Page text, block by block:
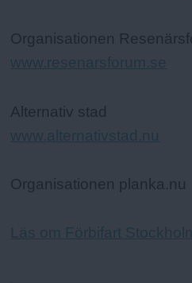
Organisationen
www.resenarsforum.se
Alternativ stad
www.alternativstad.nu
Organisationen planka.nu
Läs om Förbifart